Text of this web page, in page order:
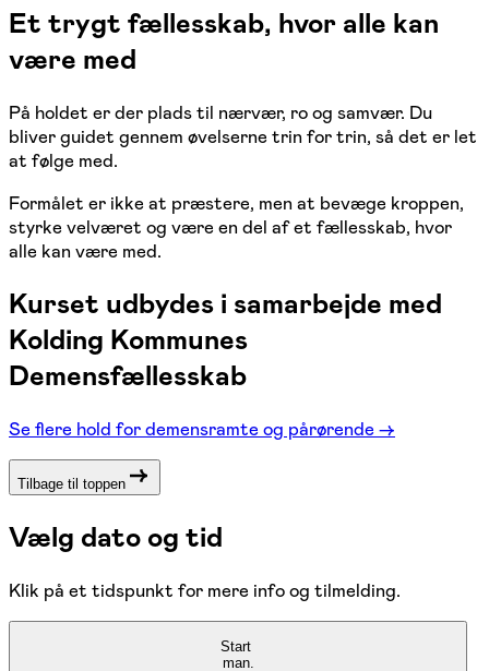
Et trygt fællesskab, hvor alle kan
være med
På holdet er der plads til nærvær, ro og samvær. Du
bliver guidet gennem øvelserne trin for trin, så det er let
at følge med.
Formålet er ikke at præstere, men at bevæge kroppen,
styrke velværet og være en del af et fællesskab, hvor
alle kan være med.
Kurset udbydes i samarbejde med
Kolding Kommunes
Demensfællesskab
Se flere hold for demensramte og pårørende →
Tilbage til toppen
Vælg dato og tid
Klik på et tidspunkt for mere info og tilmelding.
Start
man.